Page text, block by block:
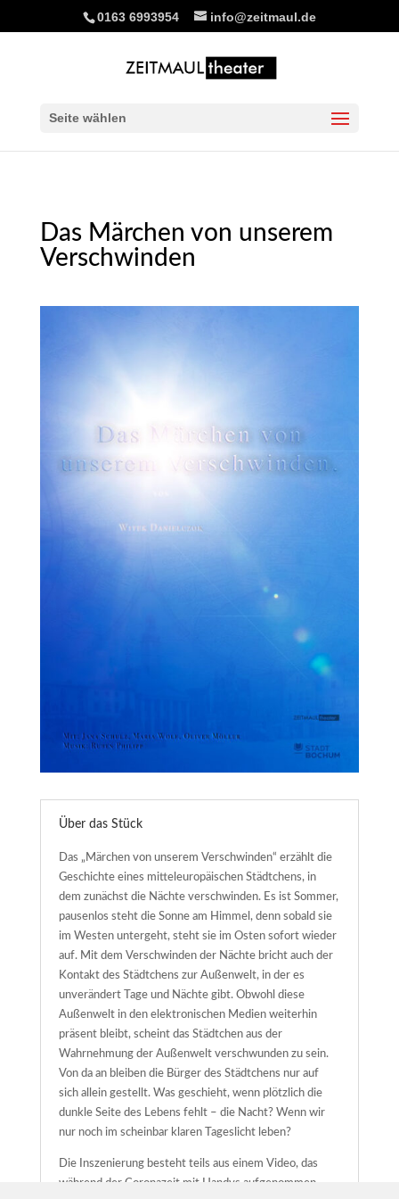
0163 6993954 info@zeitmaul.de
Seite wählen
Das Märchen von unserem
Verschwinden
Über das Stück
Das „Märchen von unserem Verschwinden“ erzählt die
Geschichte eines mitteleuropäischen Städtchens, in
dem zunächst die Nächte verschwinden. Es ist Sommer,
pausenlos steht die Sonne am Himmel, denn sobald sie
im Westen untergeht, steht sie im Osten sofort wieder
auf. Mit dem Verschwinden der Nächte bricht auch der
Kontakt des Städtchens zur Außenwelt, in der es
unverändert Tage und Nächte gibt. Obwohl diese
Außenwelt in den elektronischen Medien weiterhin
präsent bleibt, scheint das Städtchen aus der
Wahrnehmung der Außenwelt verschwunden zu sein.
Von da an bleiben die Bürger des Städtchens nur auf
sich allein gestellt. Was geschieht, wenn plötzlich die
dunkle Seite des Lebens fehlt – die Nacht? Wenn wir
nur noch im scheinbar klaren Tageslicht leben?
Die Inszenierung besteht teils aus einem Video, das
während der Coronazeit mit Handys aufgenommen